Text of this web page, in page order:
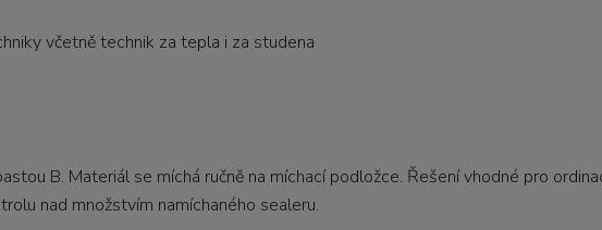
včetně technik za tepla i za studena
B. Materiál se míchá ručně na míchací podložce. Řešení vhodné pro
nad množstvím namíchaného sealeru.